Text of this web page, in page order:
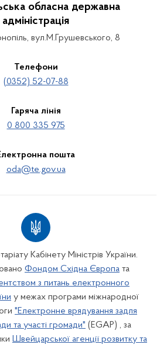
обласна державна
адміністрація
вул.М.Грушевського, 8
Телефони
(0352) 52-07-88
Гаряча лінія
0 800 335 975
пошта
oda@te.gov.ua
Кабінету Міністрів України.
Фондом Східна Європа та
з питань електронного
у межах програми міжнародної
"Електронне врядування задля
та участі громади" (EGAP) , за
Швейцарської агенції розвитку та